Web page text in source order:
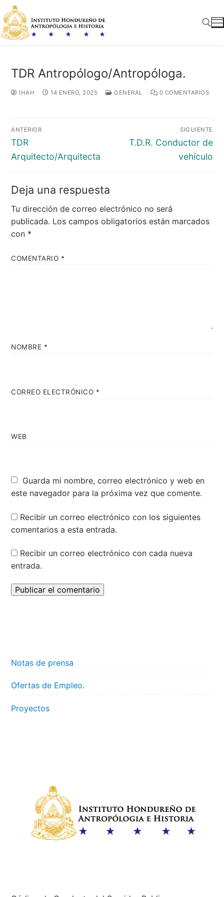
al
contenido
TDR Antropólogo/Antropóloga.
IHAH 14 ENERO, 2025 GENERAL 0 COMENTARIOS
Navegación
de
entradas
ANTERIOR
Entrada
anterior:
TDR
Arquitecto/Arquitecta
SIGUIENTE
Entrada
T.D.R. Conductor de
vehículo
Deja una respuesta
Tu dirección de correo electrónico no será
publicada. Los campos obligatorios están marcados
con *
COMENTARIO *
NOMBRE *
CORREO ELECTRÓNICO *
WEB
Guarda mi nombre, correo electrónico y web en
este navegador para la próxima vez que comente.
Recibir un correo electrónico con los siguientes
comentarios a esta entrada.
Recibir un correo electrónico con cada nueva
entrada.
Notas de prensa
Ofertas de Empleo.
Proyectos